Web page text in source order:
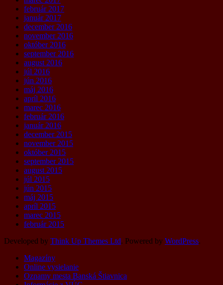
február 2017
január 2017
december 2016
november 2016
október 2016
september 2016
august 2016
júl 2016
jún 2016
máj 2016
apríl 2016
marec 2016
február 2016
január 2016
december 2015
november 2015
október 2015
september 2015
august 2015
júl 2015
jún 2015
máj 2015
apríl 2015
marec 2015
február 2015
Developed by Think Up Themes Ltd. Powered by WordPress.
Magazíny
Online vysielanie
Oznamy mesta Banská Štiavnica